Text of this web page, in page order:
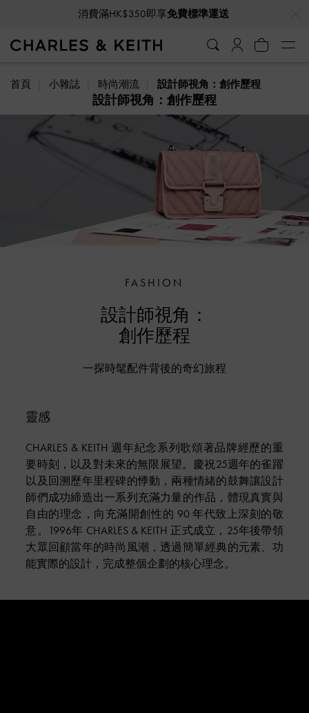
首頁 小雜誌 時尚潮流 設計師視角：創作歷程
設計師視角：創作歷程
FASHION
設計師視角：
創作歷程
一探時髦配件背後的奇幻旅程
靈感
CHARLES & KEITH 週年紀念系列歌頌著品牌經歷的重
要時刻，以及對未來的無限展望。慶祝25週年的雀躍
以及回溯歷年里程碑的悸動，兩種情緒的鼓舞讓設計
師們成功締造出一系列充滿力量的作品，體現真實與
自由的理念，向充滿開創性的 90 年代致上深刻的敬
意。1996年 CHARLES & KEITH 正式成立，25年後帶領
大眾回顧當年的時尚風潮，透過簡單經典的元素、功
能實際的設計，完成整個企劃的核心理念。